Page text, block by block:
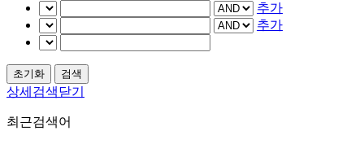
추가
추가
상세검색닫기
최근검색어